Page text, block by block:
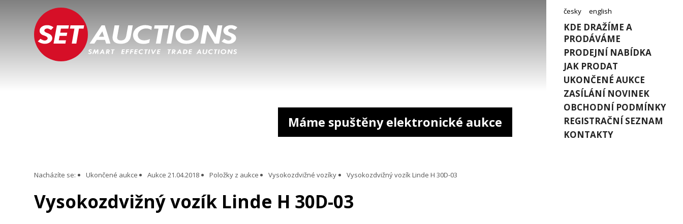
Máme spuštěny elektronické aukce
česky english
KDE DRAŽÍME A
PRODÁVÁME
PRODEJNÍ NABÍDKA
JAK PRODAT
UKONČENÉ AUKCE
ZASÍLÁNÍ NOVINEK
OBCHODNÍ PODMÍNKY
REGISTRAČNÍ SEZNAM
KONTAKTY
Nacházíte se: Ukončené aukce Aukce 21.04.2018 Položky z aukce Vysokozdvižné vozíky Vysokozdvižný vozík Linde H 30D-03
Vysokozdvižný vozík Linde H 30D-03